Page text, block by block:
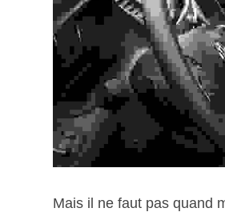
Mais il ne faut pas quand